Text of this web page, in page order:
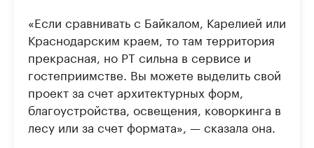
«Если сравнивать с Байкалом, Карелией или
Краснодарским краем, то там территория
прекрасная, но РТ сильна в сервисе и
гостеприимстве. Вы можете выделить свой
проект за счет архитектурных форм,
благоустройства, освещения, коворкинга в
лесу или за счет формата», — сказала она.